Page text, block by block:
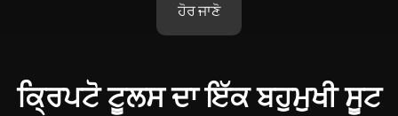
ਹੋਰ ਜਾਣੋ
ਕ੍ਰਿਪਟੋ ਟੂਲਸ ਦਾ ਇੱਕ ਬਹੁਮੁਖੀ ਸੂਟ